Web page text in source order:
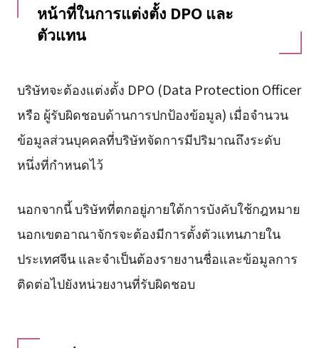
หน้าที่ในการแต่งตั้ง DPO และ
ตัวแทน
บริษัทจะต้องแต่งตั้ง DPO (Data Protection Officer
หรือ ผู้รับผิดชอบด้านการปกป้องข้อมูล) เมื่อจำนวน
ข้อมูลส่วนบุคคลที่บริษัทจัดการมีปริมาณถึงระดับ
หนึ่งที่กำหนดไว้
นอกจากนี้ บริษัทที่ตกอยู่ภายใต้การบังคับใช้กฎหมาย
นอกเขตอาณาจักรจะต้องมีการตั้งตัวแทนภายใน
ประเทศจีน และจำเป็นต้องรายงานชื่อและข้อมูลการ
ติดต่อไปยังหน่วยงานที่รับผิดชอบ